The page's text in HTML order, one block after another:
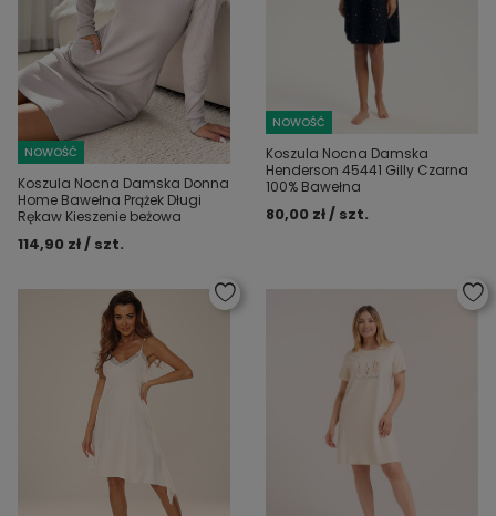
NOWOŚĆ
Koszula Nocna Damska Donna
Home Bawełna Prążek Długi
Rękaw Kieszenie beżowa
114,90 zł / szt.
NOWOŚĆ
Koszula Nocna Damska
Henderson 45441 Gilly Czarna
100% Bawełna
80,00 zł / szt.